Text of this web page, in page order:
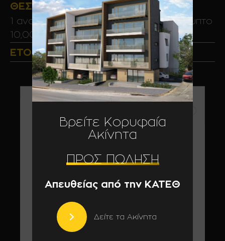
ΘΈΣΗ ΣΤΆΘΜΕΥΣΗΣ
1 ανοιχτή θέση στάθμευσης στον ακάλυπτο
10,00τμ – 12,00τμ
ΈΤΟΣ ΟΛΟΚΛΉΡΩΣΗΣ
Βρείτε Κορυφαία
Ακίνητα
ΠΡΟΣ ΠΏΛΗΣΗ
Απευθείας από την ΚΑΤΕΘ
Δείτε τα Ακίνητα